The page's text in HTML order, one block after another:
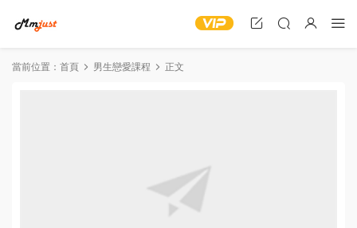
當前位置： 首頁 男生戀愛課程 正文